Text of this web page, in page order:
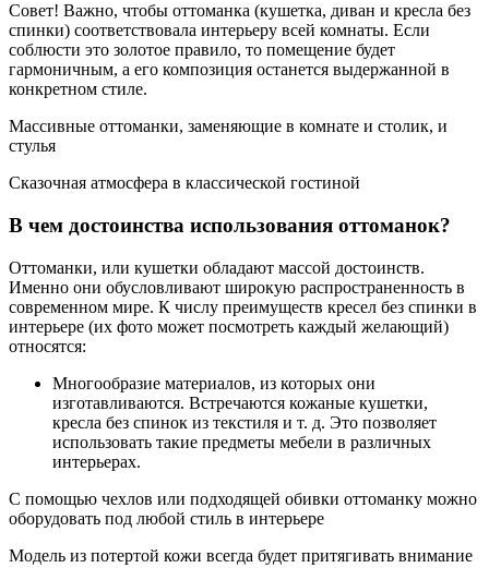
Совет! Важно, чтобы оттоманка (кушетка, диван и кресла без
спинки) соответствовала интерьеру всей комнаты. Если
соблюсти это золотое правило, то помещение будет
гармоничным, а его композиция останется выдержанной в
конкретном стиле.
Массивные оттоманки, заменяющие в комнате и столик, и
стулья
Сказочная атмосфера в классической гостиной
В чем достоинства использования оттоманок?
Оттоманки, или кушетки обладают массой достоинств.
Именно они обусловливают широкую распространенность в
современном мире. К числу преимуществ кресел без спинки в
интерьере (их фото может посмотреть каждый желающий)
относятся:
Многообразие материалов, из которых они
изготавливаются. Встречаются кожаные кушетки,
кресла без спинок из текстиля и т. д. Это позволяет
использовать такие предметы мебели в различных
интерьерах.
С помощью чехлов или подходящей обивки оттоманку можно
оборудовать под любой стиль в интерьере
Модель из потертой кожи всегда будет притягивать внимание